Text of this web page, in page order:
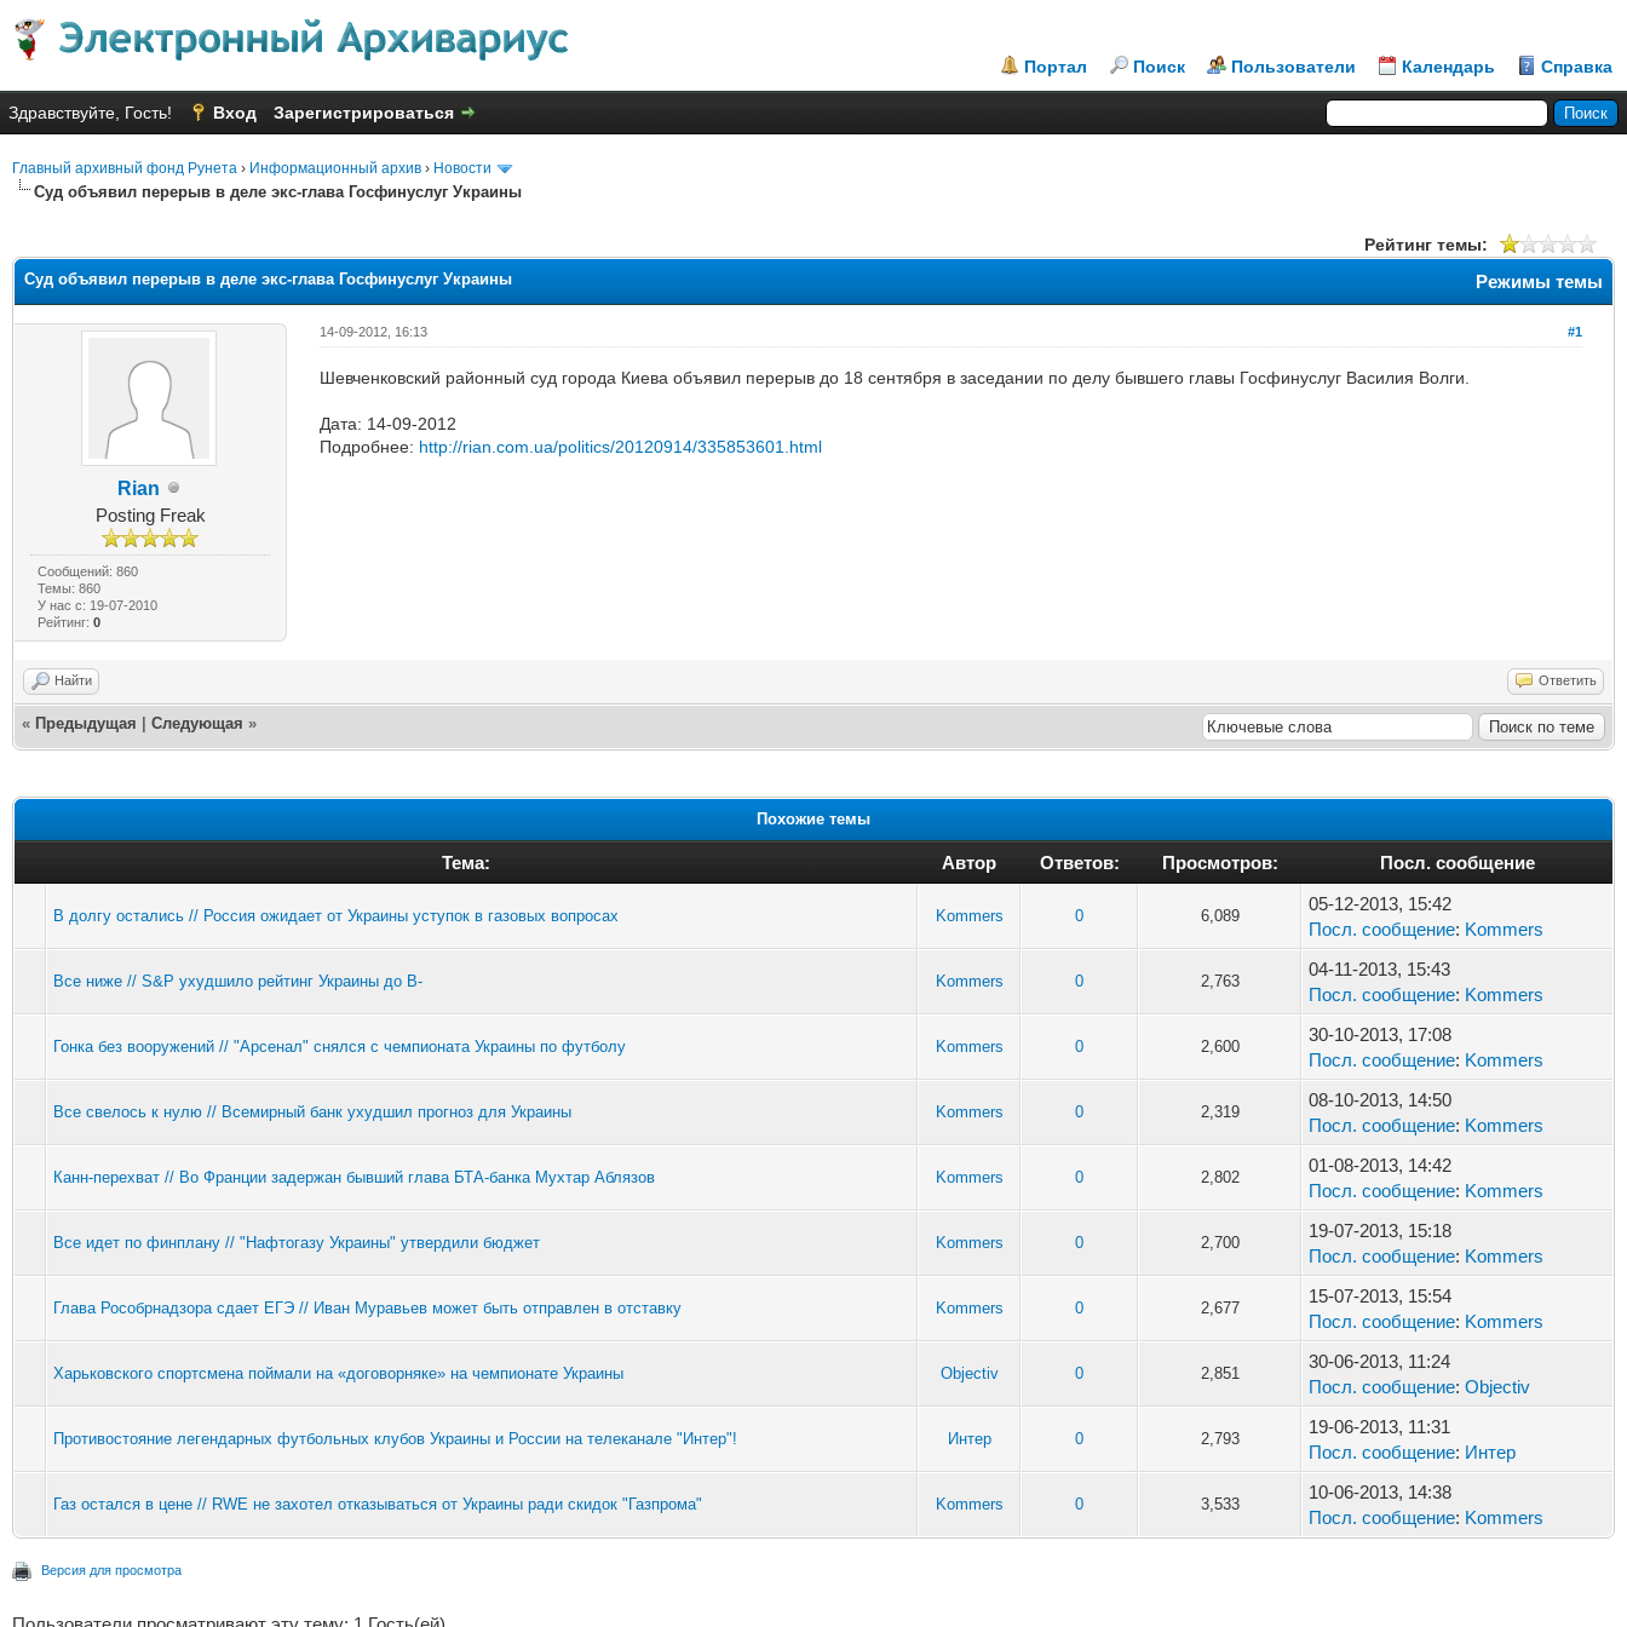
Портал Поиск Пользователи Календарь Справка
Здравствуйте, Гость! Вход Зарегистрироваться
Главный архивный фонд Рунета › Информационный архив › Новости
Суд объявил перерыв в деле экс-глава Госфинуслуг Украины
Рейтинг темы:
Режимы темы
Суд объявил перерыв в деле экс-глава Госфинуслуг Украины
Rian
Posting Freak
Сообщений: 860
Темы: 860
У нас с: 19-07-2010
Рейтинг:0
#1
14-09-2012, 16:13
Шевченковский районный суд города Киева объявил перерыв до 18 сентября в заседании по делу бывшего главы Госфинуслуг Василия Волги.
Дата: 14-09-2012
Подробнее: http://rian.com.ua/politics/20120914/335853601.html
Найти Ответить
« Предыдущая Следующая »
Похожие темы
Тема: Автор Ответов: Просмотров: Посл. сообщение
В долгу остались // Россия ожидает от Украины уступок в газовых вопросах Kommers 0 6,089
05-12-2013, 15:42
Посл. сообщение: Kommers
Все ниже // S&P ухудшило рейтинг Украины до В- Kommers 0 2,763
04-11-2013, 15:43
Посл. сообщение: Kommers
Гонка без вооружений // "Арсенал" снялся с чемпионата Украины по футболу Kommers 0 2,600
30-10-2013, 17:08
Посл. сообщение: Kommers
Все свелось к нулю // Всемирный банк ухудшил прогноз для Украины Kommers 0 2,319
08-10-2013, 14:50
Посл. сообщение: Kommers
Канн-перехват // Во Франции задержан бывший глава БТА-банка Мухтар Аблязов Kommers 0 2,802
01-08-2013, 14:42
Посл. сообщение: Kommers
Все идет по финплану // "Нафтогазу Украины" утвердили бюджет Kommers 0 2,700
19-07-2013, 15:18
Посл. сообщение: Kommers
Глава Рособрнадзора сдает ЕГЭ // Иван Муравьев может быть отправлен в отставку Kommers 0 2,677
15-07-2013, 15:54
Посл. сообщение: Kommers
Харьковского спортсмена поймали на «договорняке» на чемпионате Украины Objectiv 0 2,851
30-06-2013, 11:24
Посл. сообщение: Objectiv
Противостояние легендарных футбольных клубов Украины и России на телеканале "Интер"! Интер 0 2,793
19-06-2013, 11:31
Посл. сообщение: Интер
Газ остался в цене // RWE не захотел отказываться от Украины ради скидок "Газпрома" Kommers 0 3,533
10-06-2013, 14:38
Посл. сообщение: Kommers
Версия для просмотра